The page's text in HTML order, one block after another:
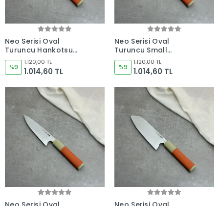
Neo Serisi Oval
Turuncu Hankotsu
Soyma Bıçağı 160mm
Namlu - Kocakaya El
Yapımı Şef Bıçakları
%9
1.120,00 TL
1.014,60 TL
Neo Serisi Oval
Turuncu Small
Kiritsuke Şef Bıçağı
165mm Namlu -
Kocakaya El Yapımı
Şef Bıçakları
%9
1.120,00 TL
1.014,60 TL